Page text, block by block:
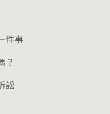
件事
？
訟